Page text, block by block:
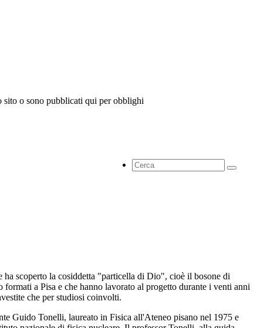
sito o sono pubblicati qui per obblighi
scoperto la cosiddetta "particella di Dio", cioè il bosone di
a Pisa e che hanno lavorato al progetto durante i venti anni
che per studiosi coinvolti.
Guido Tonelli, laureato in Fisica all'Ateneo pisano nel 1975 e